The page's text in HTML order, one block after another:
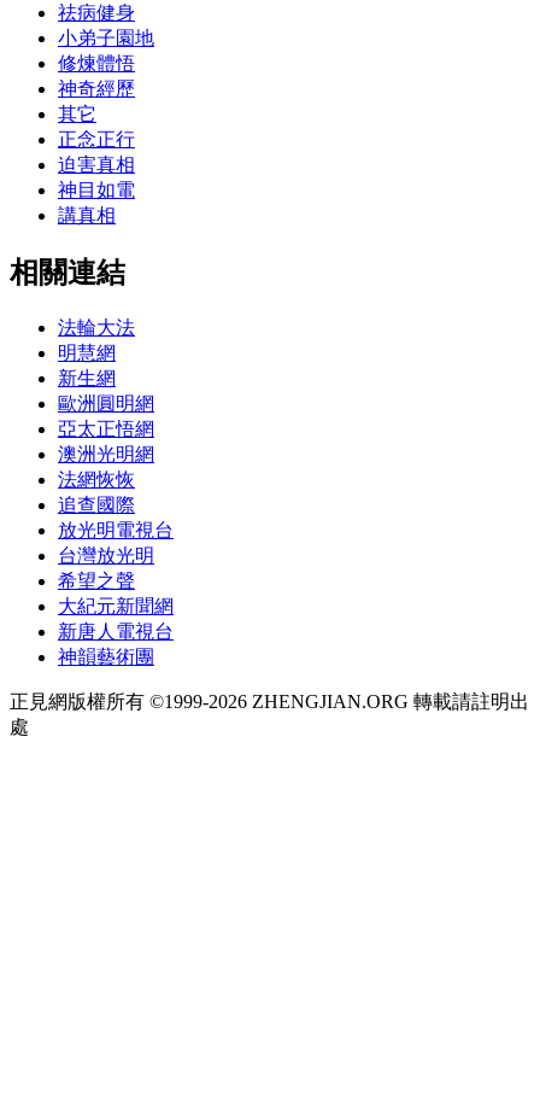
祛病健身
小弟子園地
修煉體悟
神奇經歷
其它
正念正行
迫害真相
神目如電
講真相
相關連結
法輪大法
明慧網
新生網
歐洲圓明網
亞太正悟網
澳洲光明網
法網恢恢
追查國際
放光明電視台
台灣放光明
希望之聲
大紀元新聞網
新唐人電視台
神韻藝術團
正見網版權所有 ©1999-2026 ZHENGJIAN.ORG 轉載請註明出
處